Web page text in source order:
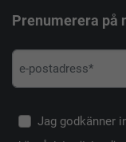
Prenumerera på
Jag godkänner